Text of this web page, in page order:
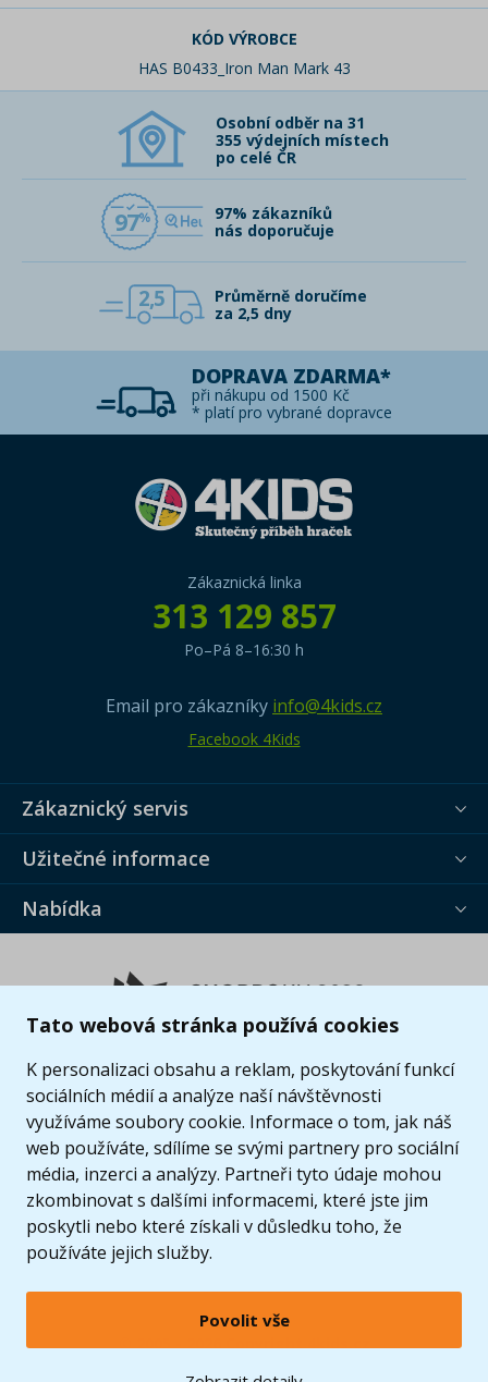
Tato webová stránka používá cookies
K personalizaci obsahu a reklam, poskytování funkcí
sociálních médií a analýze naší návštěvnosti
využíváme soubory cookie. Informace o tom, jak náš
web používáte, sdílíme se svými partnery pro sociální
média, inzerci a analýzy. Partneři tyto údaje mohou
zkombinovat s dalšími informacemi, které jste jim
poskytli nebo které získali v důsledku toho, že
používáte jejich služby.
Povolit vše
KÓD VÝROBCE
HAS B0433_Iron Man Mark 43
Osobní odběr na 31
355 výdejních místech
po celé ČR
97
97% zákazníků
nás doporučuje
2,5
Průměrně doručíme
za 2,5 dny
DOPRAVA ZDARMA*
při nákupu od 1500 Kč
* platí pro vybrané dopravce
Zákaznická linka
313 129 857
Po–Pá 8–16:30 h
Email pro zákazníky info@4kids.cz
Facebook 4Kids
Zákaznický servis
Užitečné informace
Nabídka
© 2005 - 2026 Copyright 4kids.cz
LEGO, logo LEGO a minifigurka jsou ochrannými známkami společnosti LEGO Group. ©